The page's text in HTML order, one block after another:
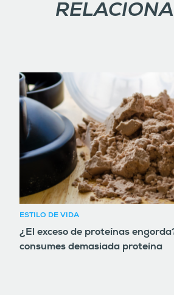
ESTILO DE VIDA
¿El exceso de proteínas
consumes demasiada proteína